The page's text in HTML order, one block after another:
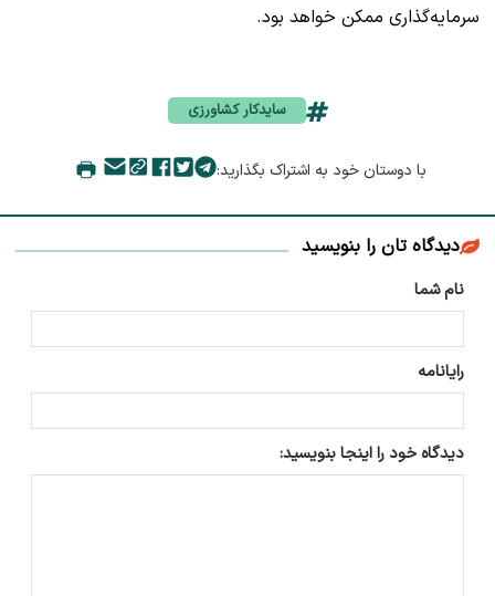
سرمایه‌گذاری ممکن خواهد بود.
سایدکار کشاورزی
با دوستان خود به اشتراک بگذارید:
دیدگاه تان را بنویسید
نام شما
رایانامه
دیدگاه خود را اینجا بنویسید: